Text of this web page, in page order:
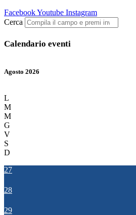
FacebookYoutube Instagram
Cerca
Calendario eventi
Agosto 2026
L
M
M
G
V
S
D
27
28
29